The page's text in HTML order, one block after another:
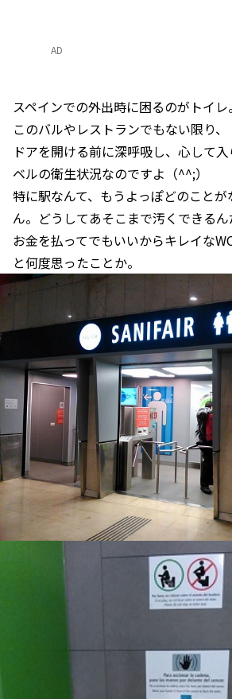
AD
スペインでの外出時に困るのがトイ
このバルやレストランでもない限り、
ドアを開ける前に深呼吸し、心して
ベルの衛生状況なのですよ（^^;）
特に駅なんて、もうよっぽどのこと
ん。どうしてあそこまで汚くできるん
お金を払ってでもいいからキレイな
と何度思ったことか。